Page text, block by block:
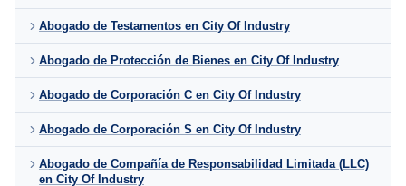
Abogado de Testamentos en City Of Industry
Abogado de Protección de Bienes en City Of Industry
Abogado de Corporación C en City Of Industry
Abogado de Corporación S en City Of Industry
Abogado de Compañía de Responsabilidad Limitada (LLC)
en City Of Industry